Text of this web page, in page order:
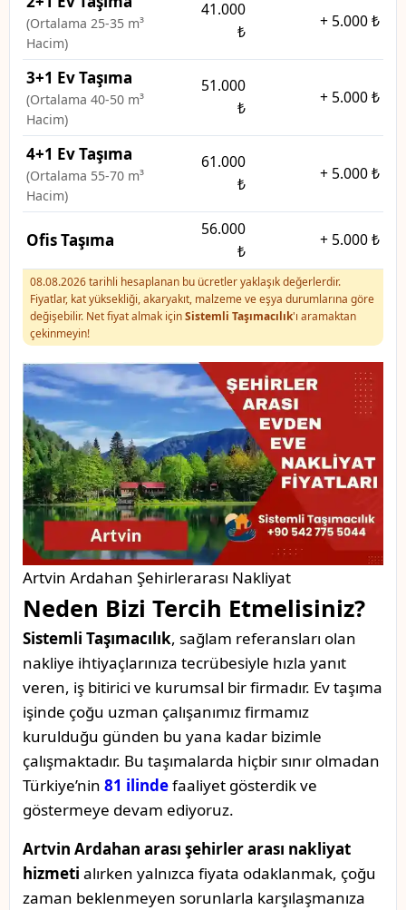
(Ortalama 25-35 m³
Hacim)
41.000
₺
+ 5.000 ₺
3+1 Ev Taşıma
(Ortalama 40-50 m³
Hacim)
51.000
₺
+ 5.000 ₺
4+1 Ev Taşıma
(Ortalama 55-70 m³
Hacim)
61.000
₺
+ 5.000 ₺
Ofis Taşıma
56.000
₺
+ 5.000 ₺
08.08.2026 tarihli hesaplanan bu ücretler yaklaşık değerlerdir.
Fiyatlar, kat yüksekliği, akaryakıt, malzeme ve eşya durumlarına göre
değişebilir. Net fiyat almak içinSistemli Taşımacılık'ı aramaktan
çekinmeyin!
Artvin Ardahan Şehirlerarası Nakliyat
Neden Bizi Tercih Etmelisiniz?
Sistemli Taşımacılık, sağlam referansları olan
nakliye ihtiyaçlarınıza tecrübesiyle hızla yanıt
veren, iş bitirici ve kurumsal bir firmadır. Ev taşıma
işinde çoğu uzman çalışanımız firmamız
kurulduğu günden bu yana kadar bizimle
çalışmaktadır. Bu taşımalarda hiçbir sınır olmadan
Türkiye’nin 81 ilindefaaliyet gösterdik ve
göstermeye devam ediyoruz.
Artvin Ardahan arası şehirler arası nakliyat
hizmeti alırken yalnızca fiyata odaklanmak, çoğu
zaman beklenmeyen sorunlarla karşılaşmanıza